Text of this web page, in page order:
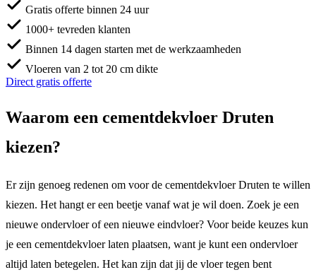
Gratis offerte binnen 24 uur
1000+ tevreden klanten
Binnen 14 dagen starten met de werkzaamheden
Vloeren van 2 tot 20 cm dikte
Direct gratis offerte
Waarom een cementdekvloer Druten
kiezen?
Er zijn genoeg redenen om voor de cementdekvloer Druten te willen
kiezen. Het hangt er een beetje vanaf wat je wil doen. Zoek je een
nieuwe ondervloer of een nieuwe eindvloer? Voor beide keuzes kun
je een cementdekvloer laten plaatsen, want je kunt een ondervloer
altijd laten betegelen. Het kan zijn dat jij de vloer tegen bent